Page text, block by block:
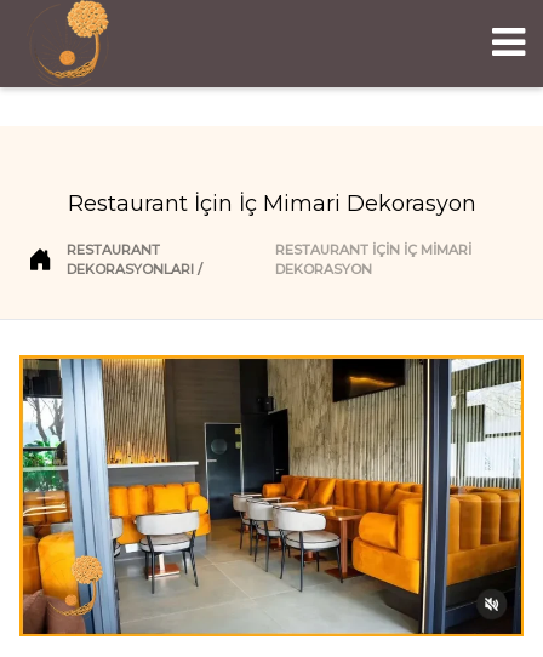
Restaurant İçin İç Mimari Dekorasyon
RESTAURANT
DEKORASYONLARI
RESTAURANT İÇIN İÇ MIMARI
DEKORASYON